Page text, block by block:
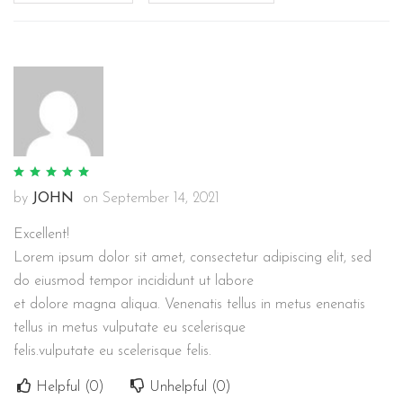
by JOHN on September 14, 2021
Excellent!
Lorem ipsum dolor sit amet, consectetur adipiscing elit, sed
do eiusmod tempor incididunt ut labore
et dolore magna aliqua. Venenatis tellus in metus enenatis
tellus in metus vulputate eu scelerisque
felis.vulputate eu scelerisque felis.
Helpful (0) Unhelpful (0)